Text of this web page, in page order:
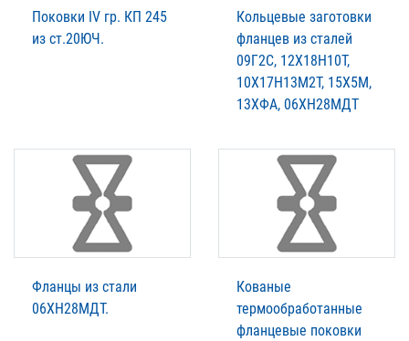
Поковки IV гр. КП 245
из ст.20ЮЧ.
Кольцевые заготовки
фланцев из сталей
09Г2С, 12Х18Н10Т,
10Х17Н13М2Т, 15Х5М,
13ХФА, 06ХН28МДТ
Фланцы из стали
06ХН28МДТ.
Кованые
термообработанные
фланцевые поковки